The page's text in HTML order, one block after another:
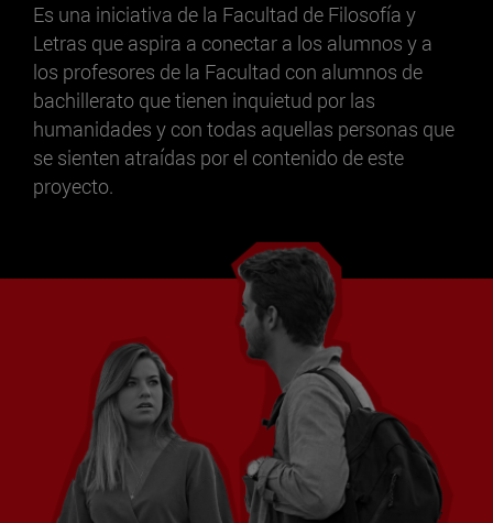
Es una iniciativa de la Facultad de Filosofía y
Letras que aspira a conectar a los alumnos y a
los profesores de la Facultad con alumnos de
bachillerato que tienen inquietud por las
humanidades y con todas aquellas personas que
se sienten atraídas por el contenido de este
proyecto.